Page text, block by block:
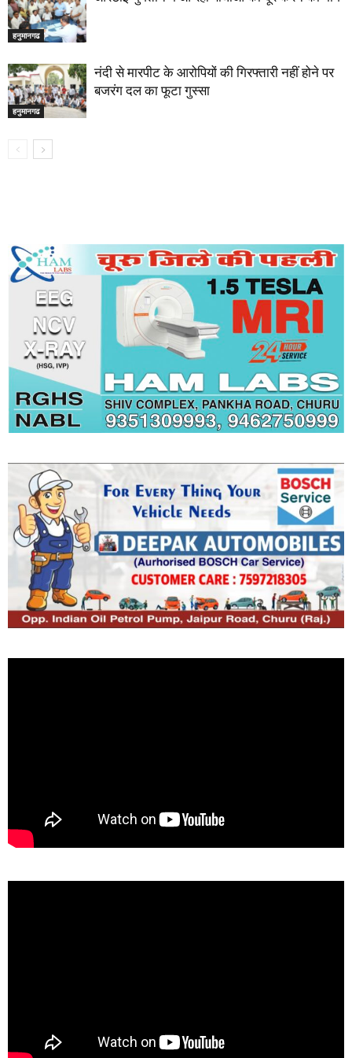
हनुमानगढ
हनुमानगढ
नंदी से मारपीट के आरोपियों की गिरफ्तारी नहीं होने पर
बजरंग दल का फूटा गुस्सा